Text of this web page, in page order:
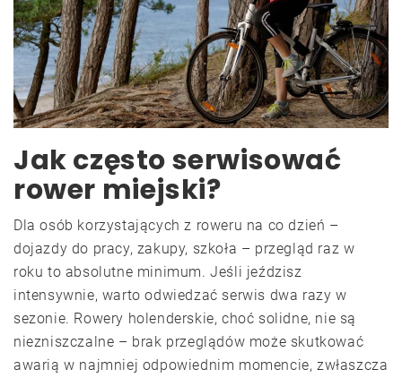
Jak często serwisować
rower miejski?
Dla osób korzystających z roweru na co dzień –
dojazdy do pracy, zakupy, szkoła – przegląd raz w
roku to absolutne minimum. Jeśli jeździsz
intensywnie, warto odwiedzać serwis dwa razy w
sezonie. Rowery holenderskie, choć solidne, nie są
niezniszczalne – brak przeglądów może skutkować
awarią w najmniej odpowiednim momencie, zwłaszcza